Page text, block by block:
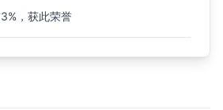
，获此荣誉